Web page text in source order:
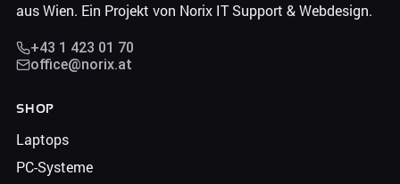
aus Wien. Ein Projekt von Norix IT Support & Webdesign.
+43 1 423 01 70
office@norix.at
SHOP
Laptops
PC-Systeme